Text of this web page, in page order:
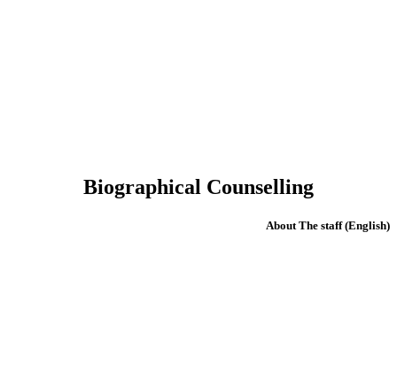
Biographical Counselling
(English) About The staff